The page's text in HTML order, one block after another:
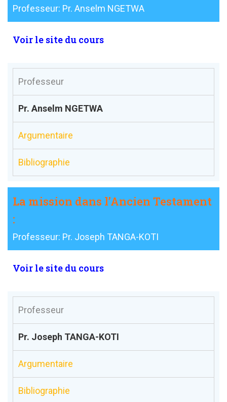
Professeur: Pr. Anselm NGETWA
Voir le site du cours
Professeur
Pr. Anselm NGETWA
Argumentaire
Bibliographie
La mission dans l’Ancien Testament
:
Professeur: Pr. Joseph TANGA-KOTI
Voir le site du cours
Professeur
Pr. Joseph TANGA-KOTI
Argumentaire
Bibliographie